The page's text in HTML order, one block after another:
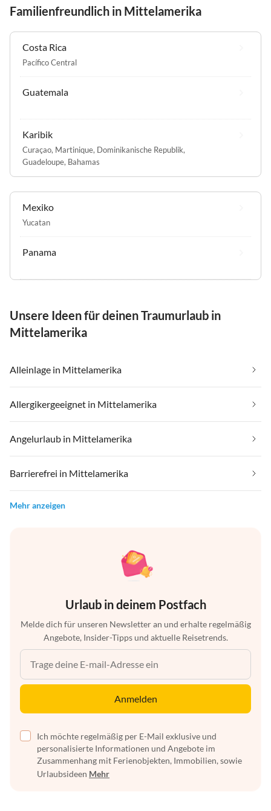
Familienfreundlich in Mittelamerika
Costa Rica
Pacífico Central
Guatemala
Karibik
Curaçao, Martinique, Dominikanische Republik,
Guadeloupe, Bahamas
Mexiko
Yucatan
Panama
Unsere Ideen für deinen Traumurlaub in
Mittelamerika
Alleinlage in Mittelamerika
Allergikergeeignet in Mittelamerika
Angelurlaub in Mittelamerika
Barrierefrei in Mittelamerika
Mehr anzeigen
Urlaub in deinem Postfach
Melde dich für unseren Newsletter an und erhalte regelmäßig
Angebote, Insider-Tipps und aktuelle Reisetrends.
Anmelden
Ich möchte regelmäßig per E-Mail exklusive und
personalisierte Informationen und Angebote im
Zusammenhang mit Ferienobjekten, Immobilien, sowie
Urlaubsideen Mehr